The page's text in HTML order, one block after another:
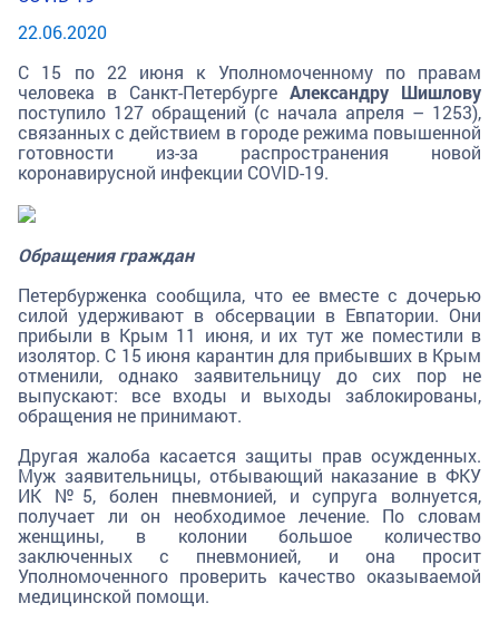
22.06.2020
С 15 по 22 июня к Уполномоченному по правам
человека в Санкт-Петербурге Александру Шишлову
поступило 127 обращений (с начала апреля – 1253),
связанных с действием в городе режима повышенной
готовности из-за распространения новой
коронавирусной инфекции COVID-19.
Обращения граждан
Петербурженка сообщила, что ее вместе с дочерью
силой удерживают в обсервации в Евпатории. Они
прибыли в Крым 11 июня, и их тут же поместили в
изолятор. С 15 июня карантин для прибывших в Крым
отменили, однако заявительницу до сих пор не
выпускают: все входы и выходы заблокированы,
обращения не принимают.
Другая жалоба касается защиты прав осужденных.
Муж заявительницы, отбывающий наказание в ФКУ
ИК №5, болен пневмонией, и супруга волнуется,
получает ли он необходимое лечение. По словам
женщины, в колонии большое количество
заключенных с пневмонией, и она просит
Уполномоченного проверить качество оказываемой
медицинской помощи.